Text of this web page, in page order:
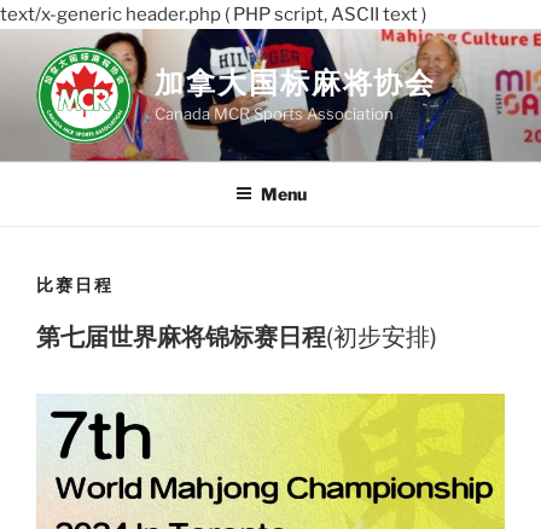
text/x-generic header.php ( PHP script, ASCII text )
content
加拿大国标麻将协会
Canada MCR Sports Association
Menu
比赛日程
第七届世界麻将锦标赛日程(初步安排)